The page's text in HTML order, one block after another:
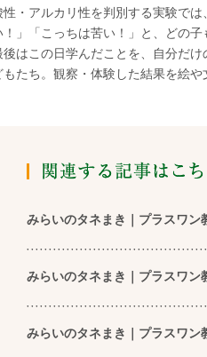
性・アルカリ性を判別する実験で
！」「こっちは苦い！」と、どの子
後はこの日学んだことを、自分だ
もたち。観察・体験した結果を絵
みらいのタネまき｜プラスワン
みらいのタネまき｜プラスワン
みらいのタネまき｜プラスワン